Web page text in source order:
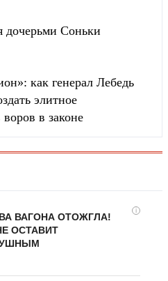
дочерьми Соньки
как генерал Лебедь
элитное
в законе
i
ВАГОНА ОТОЖГЛА!
ОСТАВИТ